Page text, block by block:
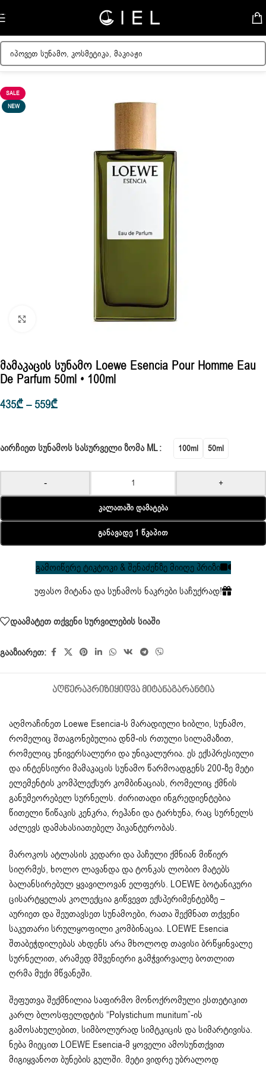
Skip to navigation
მთავარი/მამაკაცის სუნამოები
SALE
NEW
Მამაკაცის Სუნამო Loewe Esencia Pour Homme Eau
De Parfum 50ml • 100ml
435₾– 559₾
ᲐᲘᲠᲩᲘᲔᲗ ᲡᲣᲜᲐᲛᲝᲡ ᲡᲐᲡᲣᲠᲕᲔᲚᲘ ᲖᲝᲛᲐ ML 100ml 50ml
- +
Კალათაში Დამატება
Განავადე 1 Წკაპით
გამოიწერე ტიკტოკი & შენაძენზე მიიღე პრიზი
უფასო მიტანა და სუნამოს ნაკრები საჩუქრად!
დაამატეთ თქვენი სურვილების სიაში
გააზიარეთ:
ᲐᲦᲬᲔᲠᲐᲞᲠᲘᲖᲘᲧᲘᲓᲕᲐ ᲛᲘᲢᲐᲜᲐᲒᲐᲠᲐᲜᲢᲘᲐ
აღმოაჩინეთ Loewe Esencia-ს მარადიული ხიბლი, სუნამო,
რომელიც შთაგონებულია დნმ-ის რთული სილამაზით,
რომელიც უნივერსალური და უნიკალურია. ეს ექსპრესიული
და ინტენსიური მამაკაცის სუნამო წარმოადგენს 200-ზე მეტი
ელემენტის კომპლექსურ კომბინაციას, რომელიც ქმნის
განუმეორებელ სურნელს. ძირითადი ინგრედიენტებია
წითელი წიწაკის კენკრა, რეჰანი და ტარხუნა, რაც სურნელს
აძლევს დამახასიათებელ პიკანტურობას.
მაროკოს ატლასის კედარი და პაჩული ქმნიან მიწიერ
სიღრმეს, ხოლო ლავანდა და ტონკას ლობიო მატებს
ბალანსირებულ ყვავილოვან ელფერს. LOEWE ბოტანიკური
ცისარტყელას კოლექცია გიწვევთ ექსპერიმენტებზე –
აურიეთ და შეუთავსეთ სუნამოები, რათა შექმნათ თქვენი
საკუთარი სრულყოფილი კომბინაცია. LOEWE Esencia
შთაბეჭდილებას ახდენს არა მხოლოდ თავისი ბრწყინვალე
სურნელით, არამედ მშვენიერი გამჭვირვალე ბოთლით
ღრმა მუქი მწვანეში.
შეფუთვა შექმნილია საფირმო მონოქრომული ესთეტიკით
კარლ ბლოსფელდტის “Polystichum munitum”-ის
გამოსახულებით, სიმბოლურად სიმტკიცის და სიმარტივისა.
ნება მიეცით LOEWE Esencia-მ ყოველი ამოსუნთქვით
მიგიყვანოთ ბუნების გულში. მეტი ვიდრე უბრალოდ